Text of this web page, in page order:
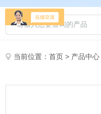
当前位置：首页 > 产品中心